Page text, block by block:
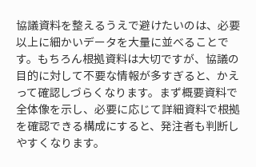
協議資料を整えるうえで避けたいのは、必要
以上に細かいデータを大量に並べることで
す。もちろん根拠資料は大切ですが、協議の
目的に対して不要な情報が多すぎると、かえ
って確認しづらくなります。まず概要資料で
全体像を示し、必要に応じて詳細資料で根拠
を確認できる構成にすると、発注者も判断し
やすくなります。